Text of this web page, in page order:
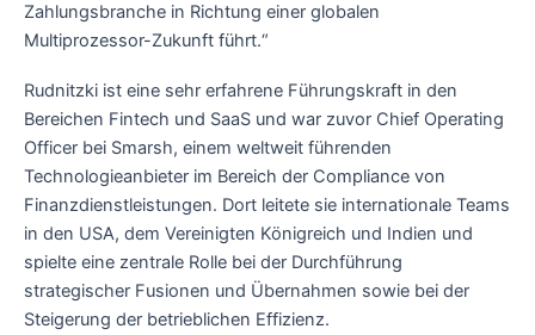
Zahlungsbranche in Richtung einer globalen
Multiprozessor-Zukunft führt.“
Rudnitzki ist eine sehr erfahrene Führungskraft in den
Bereichen Fintech und SaaS und war zuvor Chief Operating
Officer bei Smarsh, einem weltweit führenden
Technologieanbieter im Bereich der Compliance von
Finanzdienstleistungen. Dort leitete sie internationale Teams
in den USA, dem Vereinigten Königreich und Indien und
spielte eine zentrale Rolle bei der Durchführung
strategischer Fusionen und Übernahmen sowie bei der
Steigerung der betrieblichen Effizienz.